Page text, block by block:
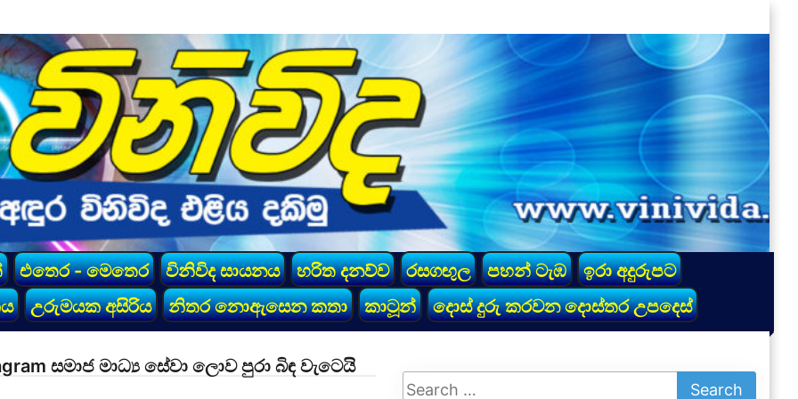
එතෙර - මෙතෙර විනිවිද සායනය හරිත දනව්ව රසගඟුල පහන් ටැඹ
ඉරා අදුරුපට
උරුමයක අසිරිය නිතර නොඇසෙන කතා කාටූන් දොස් දුරු කරවන දොස්තර උපදෙස්
සමාජ මාධ්‍ය සේවා ලොව පුරා බිඳ වැටෙයි